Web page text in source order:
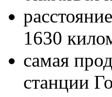
1630
самая
станции